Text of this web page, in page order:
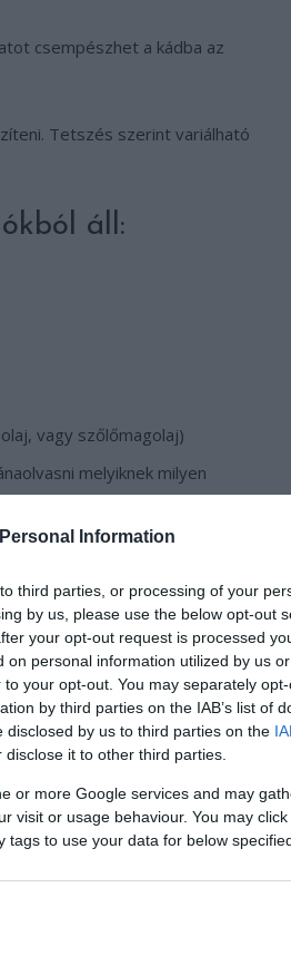
Information
third parties, or processing of your
by us, please use the below opt-out
your opt-out request is processed
personal information utilized by us
your opt-out. You may separately
by third parties on the IAB’s list of
by us to third parties on the
it to other third parties.
or more Google services and may
visit or usage behaviour. You may
to use your data for below
csempészhet a kádba az
Tetszés szerint variálható
áll:
vagy szőlőmagolaj)
melyiknek milyen
A kókuszzsírt
külön összekeverted a
szerint formázni.
a célra a különböző